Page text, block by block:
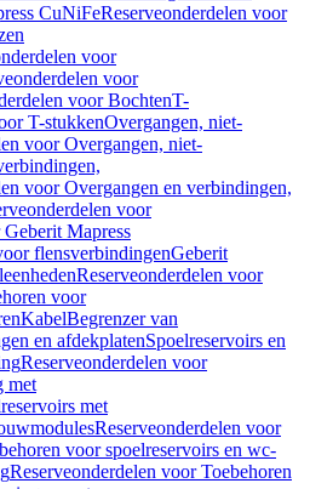
CuNiFeReserveonderdelen voor
voor
voor
voor BochtenT-
T-stukkenOvergangen, niet-
voor Overgangen, niet-
voor Overgangen en verbindingen,
voor
Mapress
flensverbindingenGeberit
Reserveonderdelen voor
voor
KabelBegrenzer van
en afdekplatenSpoelreservoirs en
Reserveonderdelen voor
met
met
Reserveonderdelen voor
voor spoelreservoirs en wc-
Reserveonderdelen voor Toebehoren